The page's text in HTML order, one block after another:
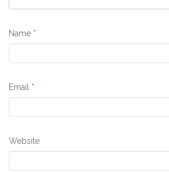
Name *
Email *
Website